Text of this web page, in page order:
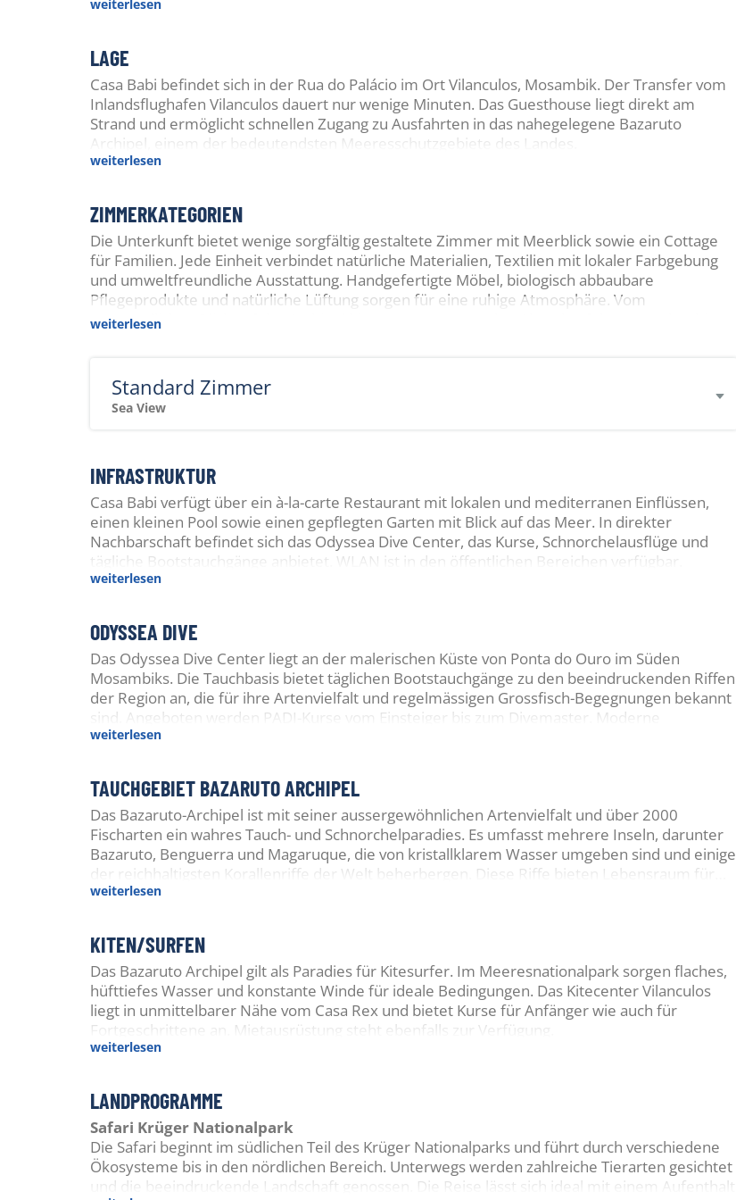
weiterlesen
LAGE
Casa Babi befindet sich in der Rua do Palácio im Ort Vilanculos, Mosambik. Der Transfer vom
Inlandsflughafen Vilanculos dauert nur wenige Minuten. Das Guesthouse liegt direkt am
Strand und ermöglicht schnellen Zugang zu Ausfahrten in das nahegelegene Bazaruto
Archipel, einem der bedeutendsten Meeresschutzgebiete des Landes.
weiterlesen
ZIMMERKATEGORIEN
Die Unterkunft bietet wenige sorgfältig gestaltete Zimmer mit Meerblick sowie ein Cottage
für Familien. Jede Einheit verbindet natürliche Materialien, Textilien mit lokaler Farbgebung
und umweltfreundliche Ausstattung. Handgefertigte Möbel, biologisch abbaubare
Pflegeprodukte und natürliche Lüftung sorgen für eine ruhige Atmosphäre. Vom
morgendlichen Blick auf das Archipel bis zum entspannenden Abend auf der Veranda – hier
weiterlesen
Standard Zimmer
Sea View
INFRASTRUKTUR
Casa Babi verfügt über ein à-la-carte Restaurant mit lokalen und mediterranen Einflüssen,
einen kleinen Pool sowie einen gepflegten Garten mit Blick auf das Meer. In direkter
Nachbarschaft befindet sich das Odyssea Dive Center, das Kurse, Schnorchelausflüge und
tägliche Bootstauchgänge anbietet. WLAN ist in den öffentlichen Bereichen verfügbar.
weiterlesen
ODYSSEA DIVE
Das Odyssea Dive Center liegt an der malerischen Küste von Ponta do Ouro im Süden
Mosambiks. Die Tauchbasis bietet täglichen Bootstauchgänge zu den beeindruckenden Riffen
der Region an, die für ihre Artenvielfalt und regelmässigen Grossfisch-Begegnungen bekannt
sind. Angeboten werden PADI-Kurse vom Einsteiger bis zum Divemaster. Moderne
Leihausrüstung, 12-Liter-Alu-Flaschen mit DIN- und INT-Anschlüssen sowie einige 15-Liter-
Getaucht wird in kleinen Gruppen mit erfahrenen Guides und ausführlichem Briefing. Neben
den Bootsausfahrten werden auch Spezialtauchgänge wie Drift- oder Tieftauchgänge
angeboten.
Ein direktes Hausriff gibt es nicht, da alle Tauchgänge per Boot durchgeführt werden. Die
Tauchplätze vor Ponta do Ouro liegen zwischen 5 und 30 Minuten Fahrtzeit entfernt und
an denen regelmässig Haie, Rochen und Delfine gesichtet werden.
weiterlesen
TAUCHGEBIET BAZARUTO ARCHIPEL
Das Bazaruto-Archipel ist mit seiner aussergewöhnlichen Artenvielfalt und über 2000
Fischarten ein wahres Tauch- und Schnorchelparadies. Es umfasst mehrere Inseln, darunter
Bazaruto, Benguerra und Magaruque, die von kristallklarem Wasser umgeben sind und einige
der reichhaltigsten Korallenriffe der Welt beherbergen. Diese Riffe bieten Lebensraum für
eine Vielzahl von Meeresbewohnern wie Delfine, Haie, Schildkröten und die vom Aussterben
reichen von flachen Riffen bis hin zu steil abfallenden Wänden, wo Taucher auf majestätische
Mantas und mit etwas Glück auf Walhaie treffen können.
weiterlesen
KITEN/SURFEN
Das Bazaruto Archipel gilt als Paradies für Kitesurfer. Im Meeresnationalpark sorgen flaches,
hüfttiefes Wasser und konstante Winde für ideale Bedingungen. Das Kitecenter Vilanculos
liegt in unmittelbarer Nähe vom Casa Rex und bietet Kurse für Anfänger wie auch für
Fortgeschrittene an. Mietausrüstung steht ebenfalls zur Verfügung.
weiterlesen
LANDPROGRAMME
Safari Krüger Nationalpark
Die Safari beginnt im südlichen Teil des Krüger Nationalparks und führt durch verschiedene
Ökosysteme bis in den nördlichen Bereich. Unterwegs werden zahlreiche Tierarten gesichtet
und die beeindruckende Landschaft genossen. Die Reise lässt sich ideal mit einem Aufenthalt